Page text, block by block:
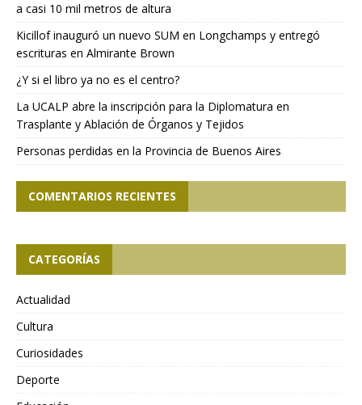
a casi 10 mil metros de altura
Kicillof inauguró un nuevo SUM en Longchamps y entregó
escrituras en Almirante Brown
¿Y si el libro ya no es el centro?
La UCALP abre la inscripción para la Diplomatura en
Trasplante y Ablación de Órganos y Tejidos
Personas perdidas en la Provincia de Buenos Aires
COMENTARIOS RECIENTES
CATEGORÍAS
Actualidad
Cultura
Curiosidades
Deporte